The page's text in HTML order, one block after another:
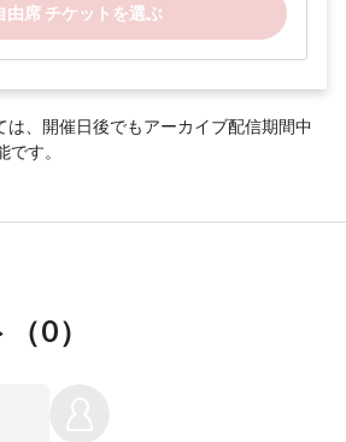
由席 チケットを選ぶ
、開催日後でもアーカイブ配信期間中
す。
（0）